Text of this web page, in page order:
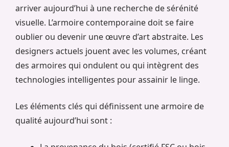
arriver aujourd’hui à une recherche de sérénité
visuelle. L’armoire contemporaine doit se faire
oublier ou devenir une œuvre d’art abstraite. Les
designers actuels jouent avec les volumes, créant
des armoires qui ondulent ou qui intègrent des
technologies intelligentes pour assainir le linge.
Les éléments clés qui définissent une armoire de
qualité aujourd’hui sont :